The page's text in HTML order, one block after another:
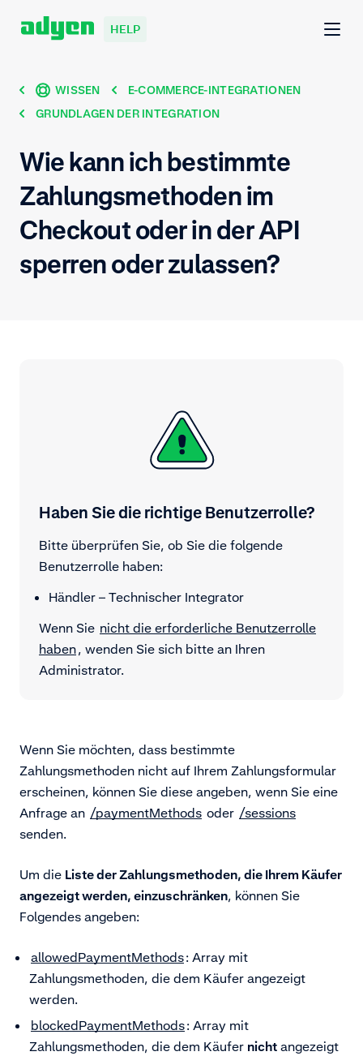
HELP
WISSEN
E-COMMERCE-INTEGRATIONEN
GRUNDLAGEN DER INTEGRATION
Wie kann ich bestimmte
Zahlungsmethoden im
Checkout oder in der API
sperren oder zulassen?
Haben Sie die richtige Benutzerrolle?
Bitte überprüfen Sie, ob Sie die folgende
Benutzerrolle haben:
Händler – Technischer Integrator
Wenn Sie nicht die erforderliche Benutzerrolle
haben, wenden Sie sich bitte an Ihren
Administrator.
Wenn Sie möchten, dass bestimmte
Zahlungsmethoden nicht auf Ihrem Zahlungsformular
erscheinen, können Sie diese angeben, wenn Sie eine
Anfrage an /paymentMethods oder /sessions
senden.
Um die Liste der Zahlungsmethoden, die Ihrem Käufer
angezeigt werden, einzuschränken, können Sie
Folgendes angeben:
allowedPaymentMethods: Array mit
Zahlungsmethoden, die dem Käufer angezeigt
werden.
blockedPaymentMethods: Array mit
Zahlungsmethoden, die dem Käufer nicht angezeigt